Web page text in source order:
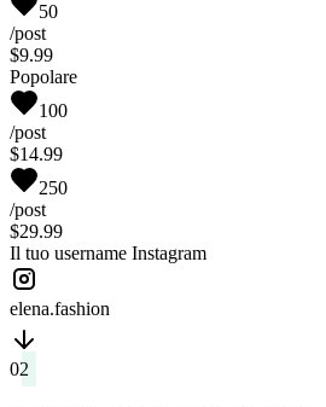
50
/post
$9.99
Popolare
100
/post
$14.99
250
/post
$29.99
Il tuo username Instagram
02
Il tuo piano Auto Likes è attivato